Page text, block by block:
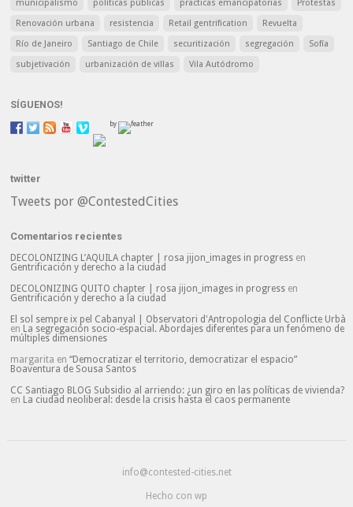
municipalismo
políticas públicas practicas emancipatorias
Protestas
Renovación urbana
resistencia Retail gentrification
Revuelta
Río de Janeiro
Santiago de Chile securitización segregación
Sofía
subjetivación
urbanización de villas Vila Autódromo
SÍGUENOS!
by
twitter
Tweets por @ContestedCities
Comentarios recientes
DECOLONIZING L’AQUILA chapter | rosa jijon_images in progress en
Gentrificación y derecho a la ciudad
DECOLONIZING QUITO chapter | rosa jijon_images in progress en
Gentrificación y derecho a la ciudad
El sol sempre ix pel Cabanyal | Observatori d'Antropologia del Conflicte Urbà
en La segregación socio-espacial. Abordajes diferentes para un fenómeno de
múltiples dimensiones
margarita en“Democratizar el territorio, democratizar el espacio”
Boaventura de Sousa Santos
CC Santiago BLOG Subsidio al arriendo: ¿un giro en las políticas de vivienda?
en La ciudad neoliberal: desde la crisis hasta el caos permanente
info@contested-cities.net
Hecho con wp